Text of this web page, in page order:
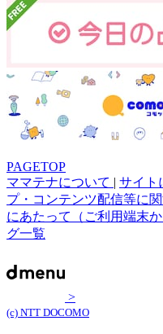
PAGETOP
ママテナについて | サイト
プ・コンテンツ配信等に
にあたって（ご利用端末
グ一覧
>
(c) NTT DOCOMO